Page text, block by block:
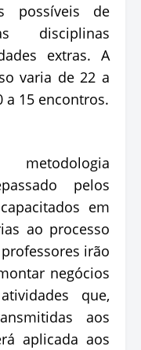
possíveis de
disciplinas
extras. A
varia de 22 a
a 15 encontros.
pelos
em
ao processo
irão
negócios
que,
aos
aplicada aos